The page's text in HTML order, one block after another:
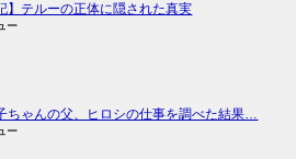
】テルーの正体に隠された真実
ー
ちゃんの父、ヒロシの仕事を調べた結果…
ー